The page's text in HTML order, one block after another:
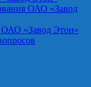
ОАО «Завод
ОАО «Завод Этон»